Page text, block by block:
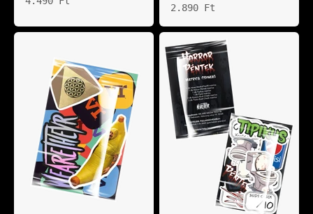
Akciós ár
2.890 Ft